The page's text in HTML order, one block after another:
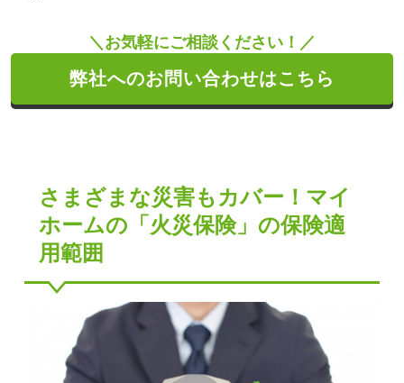
＼お気軽にご相談ください！／
弊社へのお問い合わせはこちら
さまざまな災害もカバー！マイ
ホームの「火災保険」の保険適
用範囲